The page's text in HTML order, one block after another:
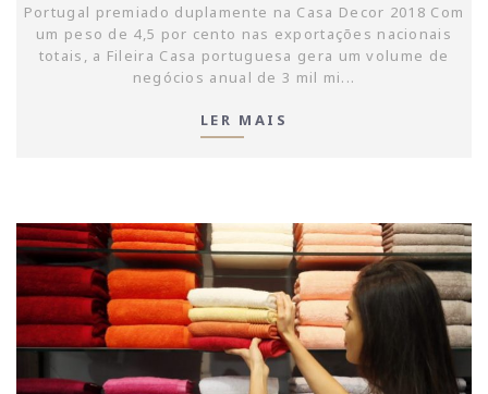
Portugal premiado duplamente na Casa Decor 2018 Com
um peso de 4,5 por cento nas exportações nacionais
totais, a Fileira Casa portuguesa gera um volume de
negócios anual de 3 mil mi...
LER MAIS